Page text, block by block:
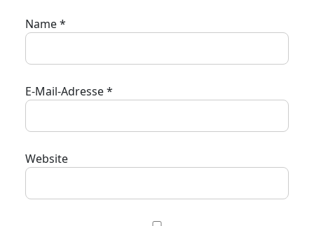
Name*
E-Mail-Adresse*
Website